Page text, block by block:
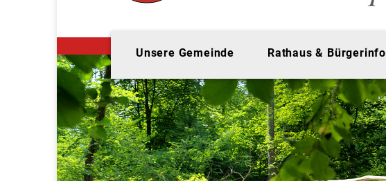
Unsere Gemeinde Rathaus & Bürgerinfo